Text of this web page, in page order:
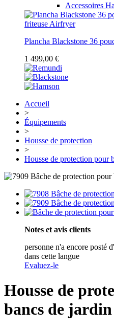
Accessoires
Plancha Blackstone 36
1 499,00 €
Accueil
>
Équipements
>
Housse de protection
>
Housse de protection pour
Notes et avis clients
personne n'a encore posté
dans cette langue
Evaluez-le
Housse de
bancs de jardin